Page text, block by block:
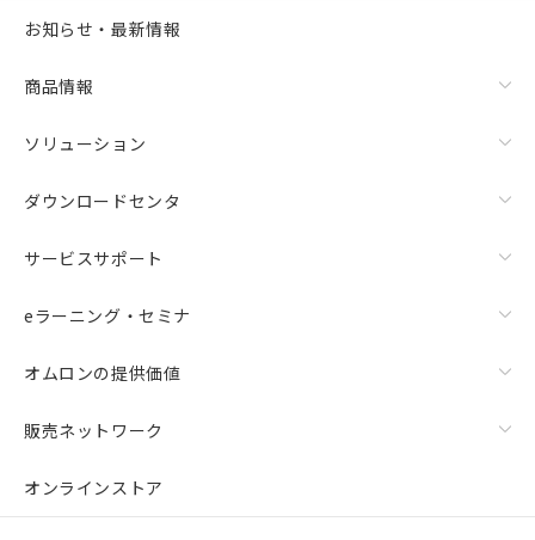
お知らせ・最新情報
商品情報
ソリューション
ダウンロードセンタ
サービスサポート
eラーニング・セミナ
オムロンの提供価値
販売ネットワーク
オンラインストア